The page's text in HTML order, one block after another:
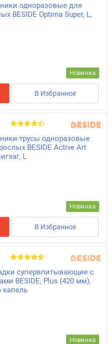
одноразовые для
BESIDE Optima Super, L,
Новинка
В Избранное
трусы одноразовые
BESIDE Active Art
L
Новинка
В Избранное
супервпитывающие с
BESIDE, Plus (420 мм),
капель
Новинка